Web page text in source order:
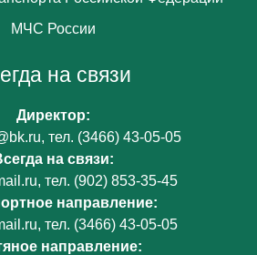
МЧС России
на связи
Директор:
, тел. (3466) 43-05-05
на связи:
, тел. (902) 853-35-45
направление:
, тел. (3466) 43-05-05
направление: